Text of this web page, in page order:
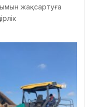
жақсартуға